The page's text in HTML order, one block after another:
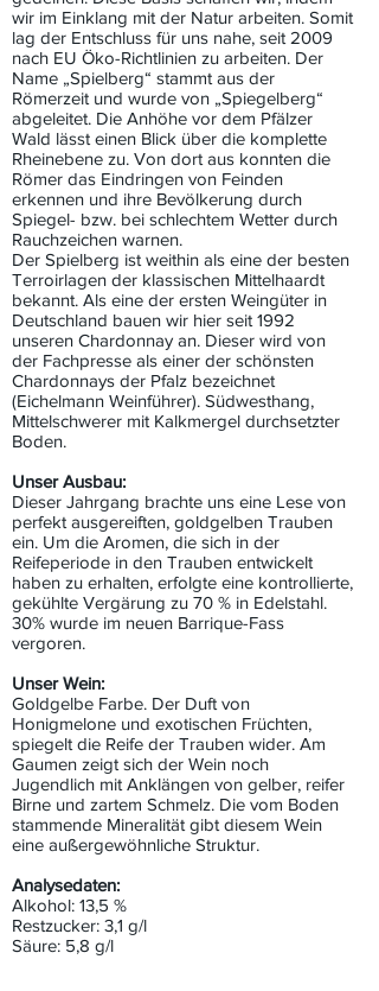
wir im Einklang mit der Natur arbeiten. Somit
lag der Entschluss für uns nahe, seit 2009
nach EU Öko-Richtlinien zu arbeiten. Der
Name „Spielberg“ stammt aus der
Römerzeit und wurde von „Spiegelberg“
abgeleitet. Die Anhöhe vor dem Pfälzer
Wald lässt einen Blick über die komplette
Rheinebene zu. Von dort aus konnten die
Römer das Eindringen von Feinden
erkennen und ihre Bevölkerung durch
Spiegel- bzw. bei schlechtem Wetter durch
Rauchzeichen warnen.
Der Spielberg ist weithin als eine der besten
Terroirlagen der klassischen Mittelhaardt
bekannt. Als eine der ersten Weingüter in
Deutschland bauen wir hier seit 1992
unseren Chardonnay an. Dieser wird von
der Fachpresse als einer der schönsten
Chardonnays der Pfalz bezeichnet
(Eichelmann Weinführer). Südwesthang,
Mittelschwerer mit Kalkmergel durchsetzter
Boden.
Unser Ausbau:
Dieser Jahrgang brachte uns eine Lese von
perfekt ausgereiften, goldgelben Trauben
ein. Um die Aromen, die sich in der
Reifeperiode in den Trauben entwickelt
haben zu erhalten, erfolgte eine kontrollierte,
gekühlte Vergärung zu 70 % in Edelstahl.
30% wurde im neuen Barrique-Fass
vergoren.
Unser Wein:
Goldgelbe Farbe. Der Duft von
Honigmelone und exotischen Früchten,
spiegelt die Reife der Trauben wider. Am
Gaumen zeigt sich der Wein noch
Jugendlich mit Anklängen von gelber, reifer
Birne und zartem Schmelz. Die vom Boden
stammende Mineralität gibt diesem Wein
eine außergewöhnliche Struktur.
Analysedaten:
Alkohol: 13,5 %
Restzucker: 3,1 g/l
Säure: 5,8 g/l